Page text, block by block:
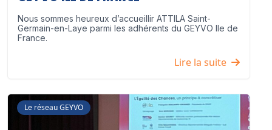
Nous sommes heureux d’accueillir ATTILA Saint-
Germain-en-Laye parmi les adhérents du GEYVO Ile de
France.
Lire la suite
Le réseau GEYVO